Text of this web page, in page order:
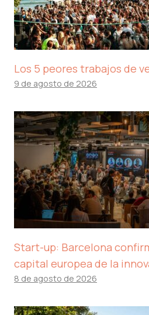
Los 5 peores trabajos de
9 de agosto de 2026
Start-up: Barcelona
capital europea de la
8 de agosto de 2026